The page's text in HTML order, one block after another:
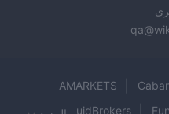
AMARKETS
LiquidBrokers